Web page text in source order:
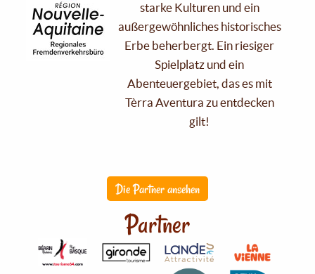
starke Kulturen und ein
außergewöhnliches historisches
Erbe beherbergt. Ein riesiger
Spielplatz und ein
Abenteuergebiet, das es mit
Tèrra Aventura zu entdecken
gilt!
Die Partner ansehen
Partner